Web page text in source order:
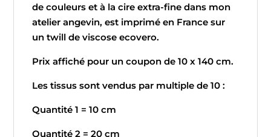
de couleurs et à la cire extra-fine dans mon
atelier angevin, est imprimé en France sur
un twill de viscose ecovero.
Prix affiché pour un coupon de 10 x 140 cm.
Les tissus sont vendus par multiple de 10 :
Quantité 1 = 10 cm
Quantité 2 = 20 cm